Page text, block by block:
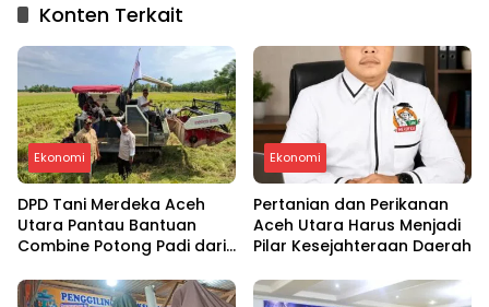
Konten Terkait
Ekonomi
DPD Tani Merdeka Aceh
Utara Pantau Bantuan
Combine Potong Padi dari
Ekonomi
Pertanian dan Perikanan
Aceh Utara Harus Menjadi
Pilar Kesejahteraan Daerah